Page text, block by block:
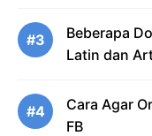
#3
Beberapa
Latin dan
#4
Cara Agar
FB